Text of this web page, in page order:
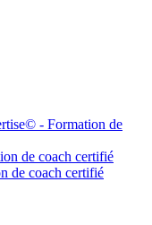
- Formation de
de coach certifié
de coach certifié